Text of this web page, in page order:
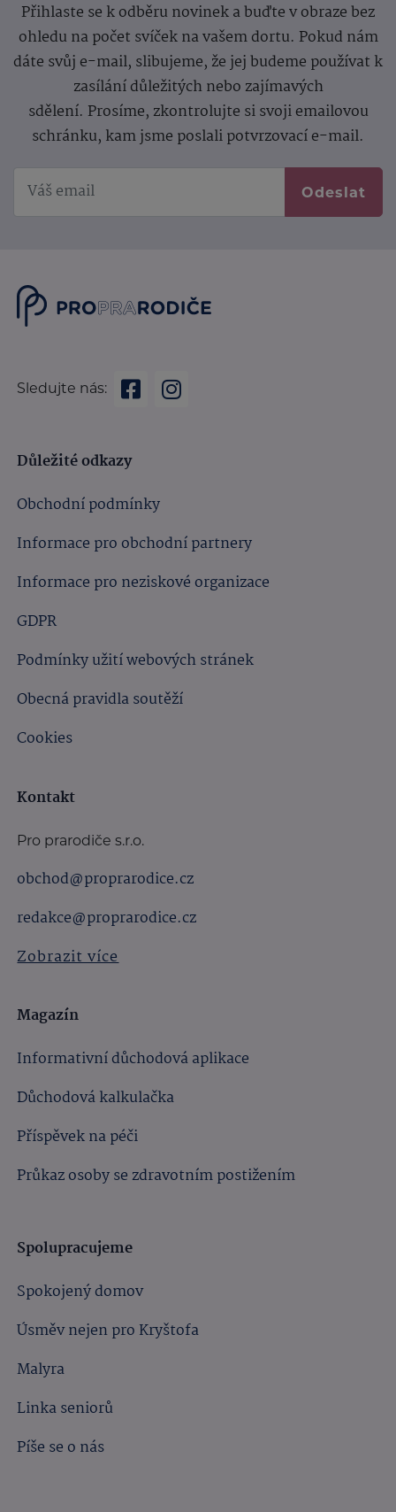
Přihlaste se k odběru novinek a buďte v obraze bez
ohledu na počet svíček na vašem dortu. Pokud nám
dáte svůj e-mail, slibujeme, že jej budeme používat k
zasílání důležitých nebo zajímavých
sdělení. Prosíme, zkontrolujte si svoji emailovou
schránku, kam jsme poslali potvrzovací e-mail.
Odeslat
Sledujte nás:
Důležité odkazy
Obchodní podmínky
Informace pro obchodní partnery
Informace pro neziskové organizace
GDPR
Podmínky užití webových stránek
Obecná pravidla soutěží
Cookies
Kontakt
Pro prarodiče s.r.o.
obchod@proprarodice.cz
redakce@proprarodice.cz
Zobrazit více
Magazín
Informativní důchodová aplikace
Důchodová kalkulačka
Příspěvek na péči
Průkaz osoby se zdravotním postižením
Spolupracujeme
Spokojený domov
Úsměv nejen pro Kryštofa
Malyra
Linka seniorů
Píše se o nás